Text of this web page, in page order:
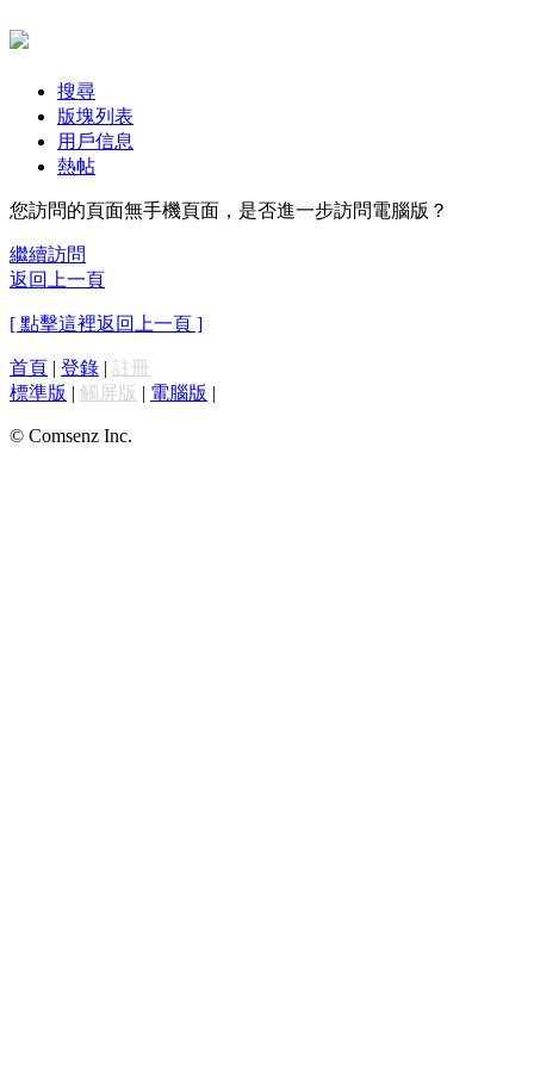
搜尋
版塊列表
用戶信息
熱帖
您訪問的頁面無手機頁面，是否進一步訪問電腦版？
繼續訪問
返回上一頁
[ 點擊這裡返回上一頁 ]
首頁 | 登錄 | 註冊
標準版 | 觸屏版 | 電腦版 |
© Comsenz Inc.